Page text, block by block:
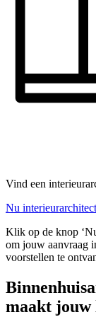
Vind een
Nu
Klik op de knop
om jouw aanvraag
voorstellen te
maakt jouw